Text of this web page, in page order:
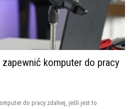
komputer do pracy
do pracy zdalnej, jeśli jest to